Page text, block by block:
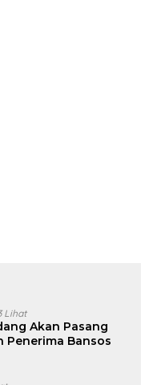
Lihat
Akan Pasang
Penerima Bansos